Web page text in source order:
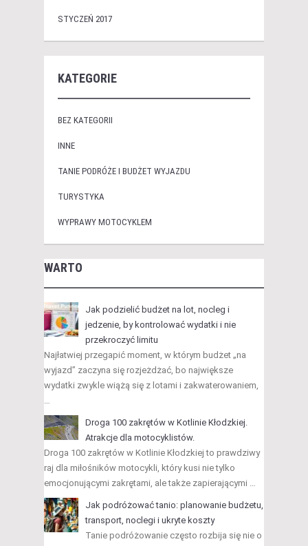
STYCZEŃ 2017
KATEGORIE
BEZ KATEGORII
INNE
TANIE PODRÓŻE I BUDŻET WYJAZDU
TURYSTYKA
WYPRAWY MOTOCYKLEM
WARTO
Jak podzielić budżet na lot, nocleg i
jedzenie, by kontrolować wydatki i nie
przekroczyć limitu
Najłatwiej przegapić moment, w którym budżet „na
wyjazd” zaczyna się rozjeżdżać, bo największe
wydatki zwykle wiążą się z lotami i zakwaterowaniem,
…
Droga 100 zakrętów w Kotlinie Kłodzkiej.
Atrakcje dla motocyklistów.
Droga 100 zakrętów w Kotlinie Kłodzkiej to prawdziwy
raj dla miłośników motocykli, który kusi nie tylko
emocjonującymi zakrętami, ale także zapierającymi …
Jak podróżować tanio: planowanie budżetu,
transport, noclegi i ukryte koszty
Tanie podróżowanie często rozbija się nie o